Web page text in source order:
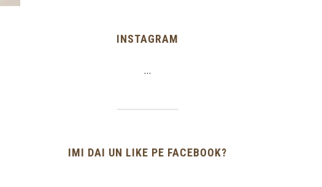
INSTAGRAM
…
IMI DAI UN LIKE PE FACEBOOK?